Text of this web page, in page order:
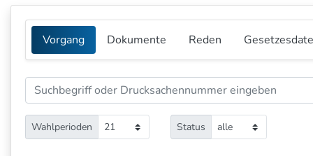
Vorgang Dokumente Reden
Wahlperioden 21 Status alle